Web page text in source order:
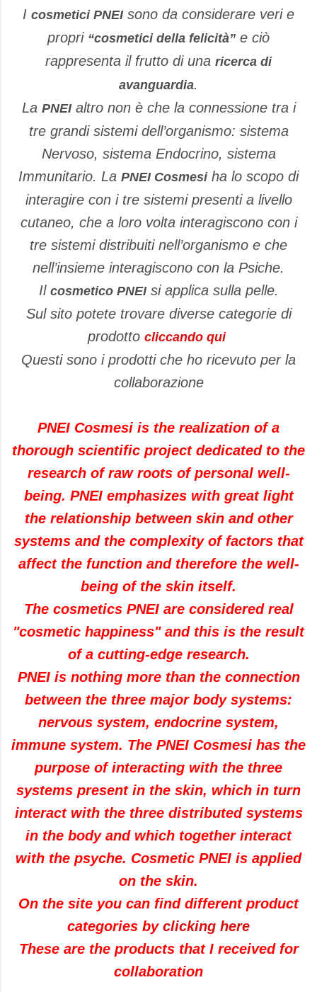
I cosmetici PNEIsono da considerare veri e
propri “cosmetici della felicità” e ciò
rappresenta il frutto di una ricerca di
avanguardia.
La PNEIaltro non è che la connessione tra i
tre grandi sistemi dell’organismo: sistema
Nervoso, sistema Endocrino, sistema
Immunitario. La PNEI Cosmesiha lo scopo di
interagire con i tre sistemi presenti a livello
cutaneo, che a loro volta interagiscono con i
tre sistemi distribuiti nell’organismo e che
nell’insieme interagiscono con la Psiche.
Il cosmetico PNEIsi applica sulla pelle.
Sul sito potete trovare diverse categorie di
prodotto cliccando qui
Questi sono i prodotti che ho ricevuto per la
collaborazione
PNEI Cosmesi is the realization of a
thorough scientific project dedicated to the
research of raw roots of personal well-
being. PNEI emphasizes with great light
the relationship between skin and other
systems and the complexity of factors that
affect the function and therefore the well-
being of the skin itself.
The cosmetics PNEI are considered real
"cosmetic happiness" and this is the result
of a cutting-edge research.
PNEI is nothing more than the connection
between the three major body systems:
nervous system, endocrine system,
immune system. The PNEI Cosmesi has the
purpose of interacting with the three
systems present in the skin, which in turn
interact with the three distributed systems
in the body and which together interact
with the psyche. Cosmetic PNEI is applied
on the skin.
On the site you can find different product
categories by clicking here
These are the products that I received for
collaboration